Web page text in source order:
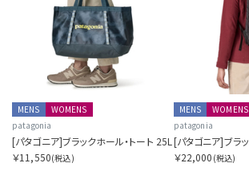
MENS
WOMENS
patagonia
[パタゴニア]ブラックホール・トート 25L
￥11,550(税込)
MENS
WOMENS
patagonia
￥22,000 (税込)